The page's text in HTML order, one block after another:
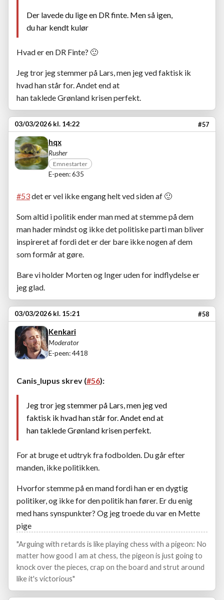
Der lavede du lige en DR finte. Men så igen,
du har kendt kulør
Hvad er en DR Finte? 🙂
Jeg tror jeg stemmer på Lars, men jeg ved faktisk ik
hvad han står for. Andet end at
han taklede Grønland krisen perfekt.
03/03/2026 kl. 14:22 #57
hqx
Rusher
Emnestarter
E-peen: 635
#53det er vel ikke engang helt ved siden af 🙂
Som altid i politik ender man med at stemme på dem
man hader mindst og ikke det politiske parti man bliver
inspireret af fordi det er der bare ikke nogen af dem
som formår at gøre.
Bare vi holder Morten og Inger uden for indflydelse er
jeg glad.
03/03/2026 kl. 15:21 #58
Kenkari
Moderator
E-peen: 4418
Canis_lupus skrev (#56):
Jeg tror jeg stemmer på Lars, men jeg ved
faktisk ik hvad han står for. Andet end at
han taklede Grønland krisen perfekt.
For at bruge et udtryk fra fodbolden. Du går efter
manden, ikke politikken.
Hvorfor stemme på en mand fordi han er en dygtig
politiker, og ikke for den politik han fører. Er du enig
med hans synspunkter? Og jeg troede du var en Mette
pige
"Arguing with retards is like playing chess with a pigeon: No
matter how good I am at chess, the pigeon is just going to
knock over the pieces, crap on the board and strut around
like it's victorious"